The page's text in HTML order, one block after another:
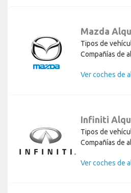
Mazda
Tipos de
Compañías de
Ver coches de
Infiniti
Tipos de
Compañías de
Ver coches de